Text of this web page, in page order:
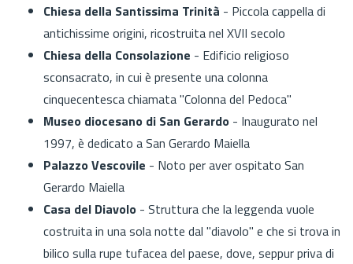
Chiesa della Santissima Trinità - Piccola cappella di
antichissime origini, ricostruita nel XVII secolo
Chiesa della Consolazione - Edificio religioso
sconsacrato, in cui è presente una colonna
cinquecentesca chiamata "Colonna del Pedoca"
Museo diocesano di San Gerardo - Inaugurato nel
1997, è dedicato a San Gerardo Maiella
Palazzo Vescovile - Noto per aver ospitato San
Gerardo Maiella
Casa del Diavolo - Struttura che la leggenda vuole
costruita in una sola notte dal "diavolo" e che si trova in
bilico sulla rupe tufacea del paese, dove, seppur priva di